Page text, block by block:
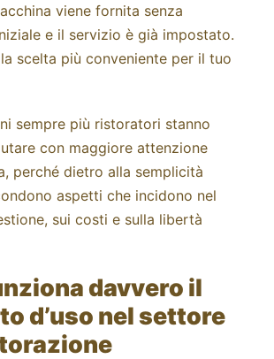
viene fornita senza
e il servizio è già impostato.
scelta più conveniente per il tuo
sempre più ristoratori stanno
con maggiore attenzione
perché dietro alla semplicità
aspetti che incidono nel
sui costi e sulla libertà
davvero il
d’uso nel settore